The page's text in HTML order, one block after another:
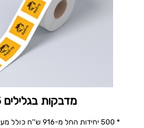
מדבקות בגלילים 5X5 סמ
* 500 יחידות החל מ-916 ש''ח כולל מע''מ